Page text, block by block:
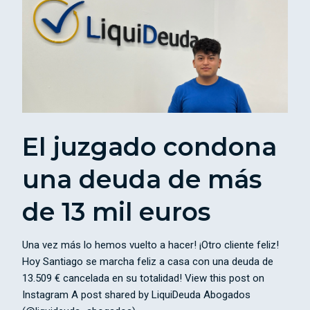
El juzgado condona
una deuda de más
de 13 mil euros
Una vez más lo hemos vuelto a hacer! ¡Otro cliente feliz!
Hoy Santiago se marcha feliz a casa con una deuda de
13.509 € cancelada en su totalidad! View this post on
Instagram A post shared by LiquiDeuda Abogados